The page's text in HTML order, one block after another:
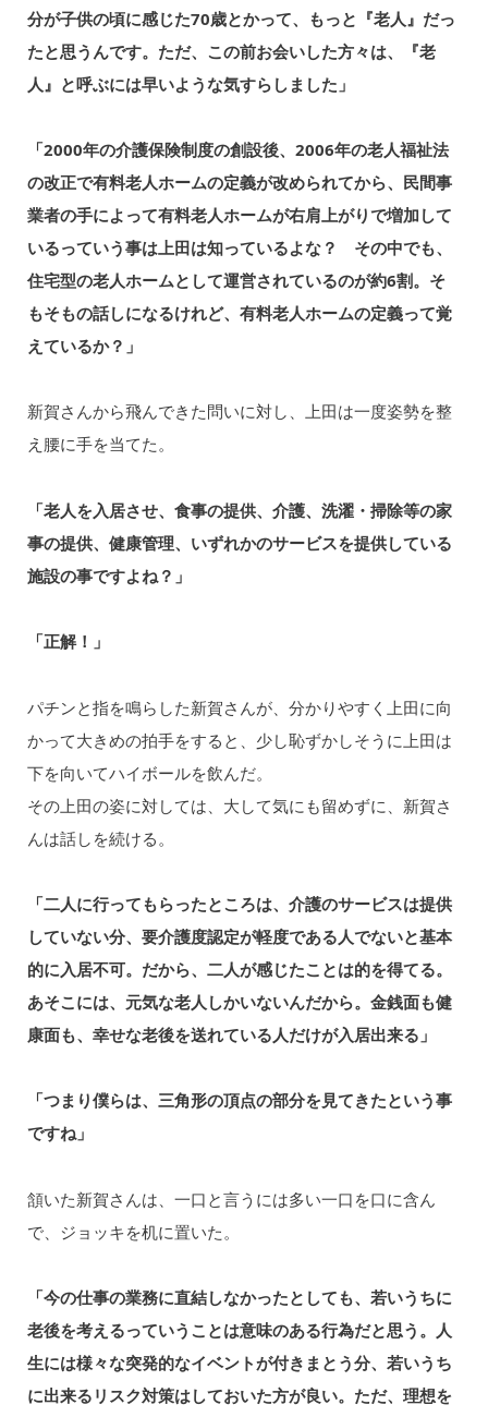
分が子供の頃に感じた70歳とかって、もっと『老人』だっ
たと思うんです。ただ、この前お会いした方々は、『老
人』と呼ぶには早いような気すらしました」
「2000年の介護保険制度の創設後、2006年の老人福祉法
の改正で有料老人ホームの定義が改められてから、民間事
業者の手によって有料老人ホームが右肩上がりで増加して
いるっていう事は上田は知っているよな？ その中でも、
住宅型の老人ホームとして運営されているのが約6割。そ
もそもの話しになるけれど、有料老人ホームの定義って覚
えているか？」
新賀さんから飛んできた問いに対し、上田は一度姿勢を整
え腰に手を当てた。
「老人を入居させ、食事の提供、介護、洗濯・掃除等の家
事の提供、健康管理、いずれかのサービスを提供している
施設の事ですよね？」
「正解！」
パチンと指を鳴らした新賀さんが、分かりやすく上田に向
かって大きめの拍手をすると、少し恥ずかしそうに上田は
下を向いてハイボールを飲んだ。
その上田の姿に対しては、大して気にも留めずに、新賀さ
んは話しを続ける。
「二人に行ってもらったところは、介護のサービスは提供
していない分、要介護度認定が軽度である人でないと基本
的に入居不可。だから、二人が感じたことは的を得てる。
あそこには、元気な老人しかいないんだから。金銭面も健
康面も、幸せな老後を送れている人だけが入居出来る」
「つまり僕らは、三角形の頂点の部分を見てきたという事
ですね」
頷いた新賀さんは、一口と言うには多い一口を口に含ん
で、ジョッキを机に置いた。
「今の仕事の業務に直結しなかったとしても、若いうちに
老後を考えるっていうことは意味のある行為だと思う。人
生には様々な突発的なイベントが付きまとう分、若いうち
に出来るリスク対策はしておいた方が良い。ただ、理想を